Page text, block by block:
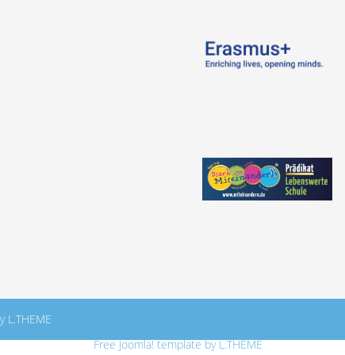
L.THEME
Free Joomla! template by L.THEME